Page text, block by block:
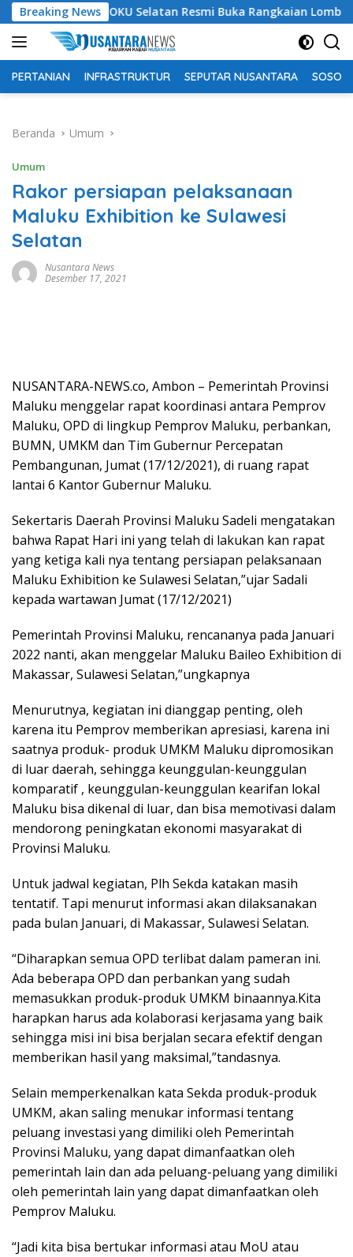
Langsung
ke
konten
Breaking News
OKU Selatan Resmi Buka Rangkaian Lomba Peringatan
PERTANIAN INFRASTRUKTUR SEPUTAR NUSANTARA SOSOK
Beranda Umum
Umum
Rakor persiapan pelaksanaan
Maluku Exhibition ke Sulawesi
Selatan
Nusantara News
Desember 17, 2021
NUSANTARA-NEWS.co, Ambon – Pemerintah Provinsi
Maluku menggelar rapat koordinasi antara Pemprov
Maluku, OPD di lingkup Pemprov Maluku, perbankan,
BUMN, UMKM dan Tim Gubernur Percepatan
Pembangunan, Jumat (17/12/2021), di ruang rapat
lantai 6 Kantor Gubernur Maluku.
Sekertaris Daerah Provinsi Maluku Sadeli mengatakan
bahwa Rapat Hari ini yang telah di lakukan kan rapat
yang ketiga kali nya tentang persiapan pelaksanaan
Maluku Exhibition ke Sulawesi Selatan,”ujar Sadali
kepada wartawan Jumat (17/12/2021)
Pemerintah Provinsi Maluku, rencananya pada Januari
2022 nanti, akan menggelar Maluku Baileo Exhibition di
Makassar, Sulawesi Selatan,”ungkapnya
Menurutnya, kegiatan ini dianggap penting, oleh
karena itu Pemprov memberikan apresiasi, karena ini
saatnya produk- produk UMKM Maluku dipromosikan
di luar daerah, sehingga keunggulan-keunggulan
komparatif , keunggulan-keunggulan kearifan lokal
Maluku bisa dikenal di luar, dan bisa memotivasi dalam
mendorong peningkatan ekonomi masyarakat di
Provinsi Maluku.
Untuk jadwal kegiatan, Plh Sekda katakan masih
tentatif. Tapi menurut informasi akan dilaksanakan
pada bulan Januari, di Makassar, Sulawesi Selatan.
“Diharapkan semua OPD terlibat dalam pameran ini.
Ada beberapa OPD dan perbankan yang sudah
memasukkan produk-produk UMKM binaannya.Kita
harapkan harus ada kolaborasi kerjasama yang baik
sehingga misi ini bisa berjalan secara efektif dengan
memberikan hasil yang maksimal,”tandasnya.
Selain memperkenalkan kata Sekda produk-produk
UMKM, akan saling menukar informasi tentang
peluang investasi yang dimiliki oleh Pemerintah
Provinsi Maluku, yang dapat dimanfaatkan oleh
pemerintah lain dan ada peluang-peluang yang dimiliki
oleh pemerintah lain yang dapat dimanfaatkan oleh
Pemprov Maluku.
“Jadi kita bisa bertukar informasi atau MoU atau